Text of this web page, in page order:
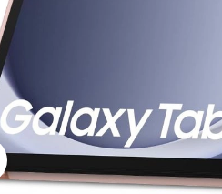
Kliknite za povečavo